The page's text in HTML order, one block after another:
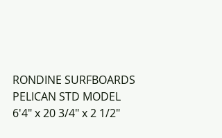
RONDINE SURFBOARDS
PELICAN STD MODEL
6'4" x 20 3/4" x 2 1/2"